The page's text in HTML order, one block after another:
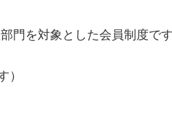
門を対象とした会員制度で